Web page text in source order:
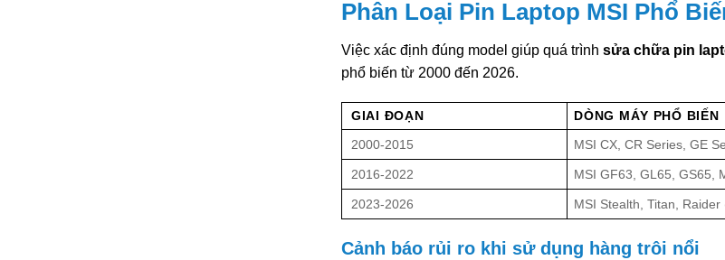
Phân Loại Pin Laptop MSI Phổ
Việc xác định đúng model giúp quá trình sửa chữa pin
phổ biến từ 2000 đến 2026.
GIAI ĐOẠN
DÒNG MÁY PHỔ BIẾN
2000-2015
MSI CX, CR Series, GE
2016-2022 MSI GF63, GL65, GS65,
2023-2026 MSI Stealth, Titan,
Cảnh báo rủi ro khi sử dụng hàng trôi nổi